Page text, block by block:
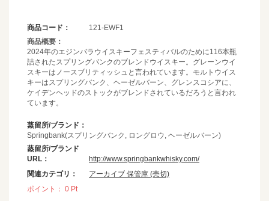
商品コード：
121-EWF1
商品概要：
2024年のエジンバラウイスキーフェスティバルのために116本瓶
詰されたスプリングバンクのブレンドウイスキー。グレーンウイ
スキーはノースブリティッシュと言われています。モルトウイス
キーはスプリングバンク、ヘーゼルバーン、グレンスコシアに、
ケイデンヘッドのストックがブレンドされているだろうと言われ
ています。
蒸留所/ブランド：
Springbank(スプリングバンク, ロングロウ, ヘーゼルバーン)
蒸留所/ブランド
URL：
http://www.springbankwhisky.com/
関連カテゴリ：
アーカイブ 保管庫 (売切)
ポイント： 0 Pt